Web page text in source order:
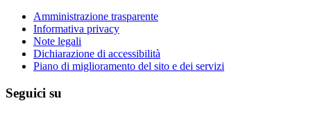
Amministrazione trasparente
Informativa privacy
Note legali
Dichiarazione di accessibilità
Piano di miglioramento del sito e dei servizi
Seguici su